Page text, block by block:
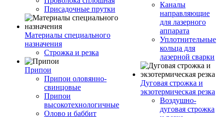
Присадочные прутки
Материалы специального
назначения
Строжка и резка
Припои
Припои оловянно-
свинцовые
Припои
высокотехнологичные
Олово и баббит
Каналы
направляющие
для лазерного
аппарата
Уплотнительные
кольца для
лазерной сварки
Дуговая строжка и
экзотермическая резка
Воздушно-
дуговая строжка